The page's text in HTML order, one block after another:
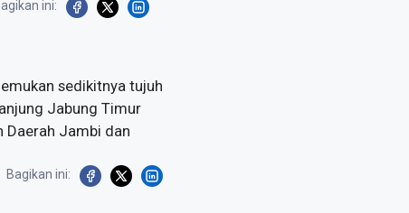
ini:
sedikitnya tujuh
Jabung Timur
Daerah Jambi dan
Bagikan ini: